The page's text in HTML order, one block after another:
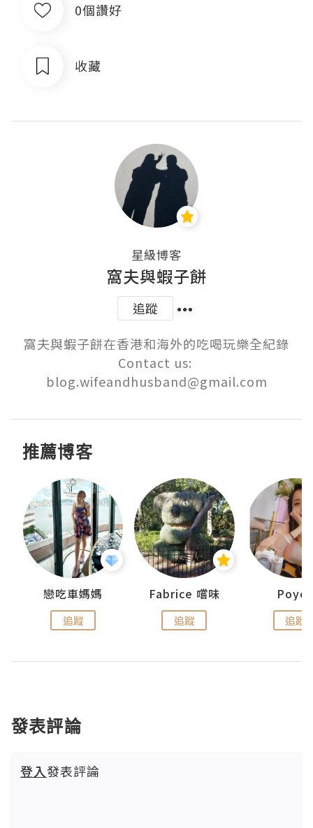
0個讚好
收藏
星級博客
窩夫與蝦子餅
追蹤
窩夫與蝦子餅在香港和海外的吃喝玩樂全紀錄
Contact us:
blog.wifeandhusband@gmail.com
推薦博客
戀吃車媽媽
追蹤
Fabrice 嚐味
追蹤 追蹤
發表評論
登入發表評論